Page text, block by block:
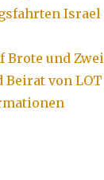
Israel
Brote und
von LOT